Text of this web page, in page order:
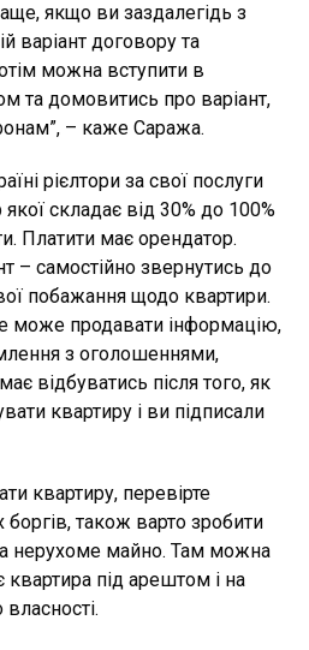
якщо ви заздалегідь з
варіант договору та
можна вступити в
та домовитись про варіант,
– каже Саража.
рієлтори за свої послуги
складає від 30% до 100%
Платити має орендатор.
– самостійно звернутись до
побажання щодо квартири.
може продавати інформацію,
з оголошеннями,
відбуватись після того, як
квартиру і ви підписали
квартиру, перевірте
боргів, також варто зробити
нерухоме майно. Там можна
квартира під арештом і на